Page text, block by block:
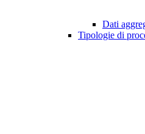
Dati
Tipologie di